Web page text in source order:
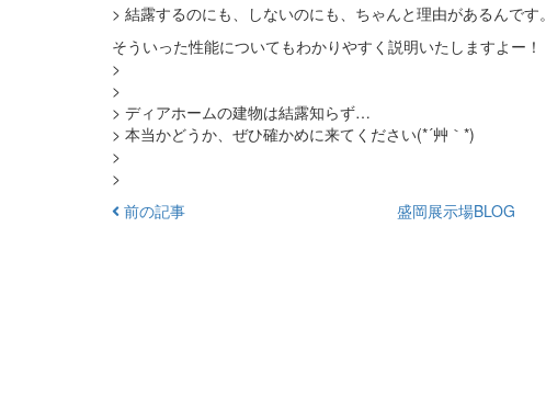
> 結露するのにも、しないのにも、ちゃんと理由があるんです。
そういった性能についてもわかりやすく説明いたしますよー！
>
>
> ディアホームの建物は結露知らず…
> 本当かどうか、ぜひ確かめに来てください(*´艸｀*)
>
>
前の記事
盛岡展示場BLOG